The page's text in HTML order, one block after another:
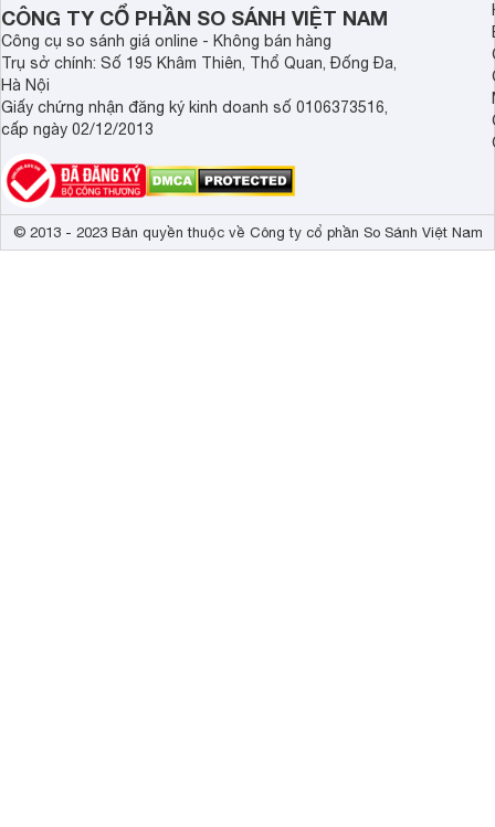
CÔNG TY CỔ PHẦN SO SÁNH VIỆT NAM
Công cụ so sánh giá online - Không bán hàng
Trụ sở chính: Số 195 Khâm Thiên, Thổ Quan, Đống Đa,
Hà Nội
Giấy chứng nhận đăng ký kinh doanh số 0106373516,
cấp ngày 02/12/2013
© 2013 - 2023 Bản quyền thuộc về Công ty cổ phần So Sánh Việt Nam